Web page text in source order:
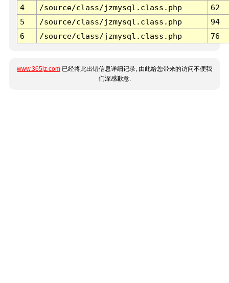
4
/source/class/jzmysql.class.php
62
5
/source/class/jzmysql.class.php
94
6
/source/class/jzmysql.class.php 76
www.365jz.com 已经将此出错信息详细记录, 由此给您带来的访问不便我
们深感歉意.